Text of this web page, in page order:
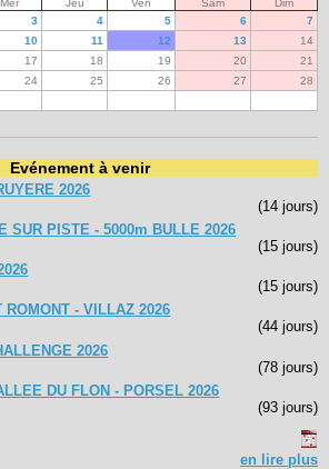
Mer Jeu Ven Sam
Dim
3 4 5 6
7
10 11 12 13
14
17 18 19 20
21
24 25 26 27
28
Evénement à venir
2026
(14 jours)
SUR PISTE - 5000m BULLE 2026
(15 jours)
(15 jours)
ROMONT - VILLAZ 2026
(44 jours)
2026
(78 jours)
DU FLON - PORSEL 2026
(93 jours)
en lire plus